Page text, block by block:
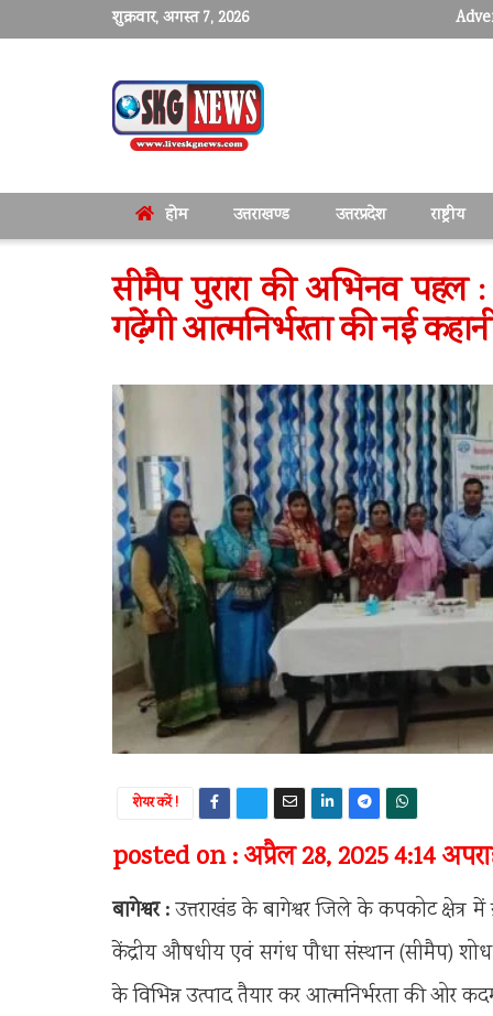
शुक्रवार, अगस्त 7, 2026
होम उत्तराखण्ड उत्तरप्रदेश राष्ट्रीय
सीमैप पुरारा की अभिनव पहल :
गढ़ेंगी आत्मनिर्भरता की नई
शेयर करें !
posted on : अप्रैल 28, 2025 4:14
बागेश्वर :उत्तराखंड के बागेश्वर जिले के कपकोट
केंद्रीय औषधीय एवं सगंध पौधा संस्थान (सीमैप)
के विभिन्न उत्पाद तैयार कर आत्मनिर्भरता की ओर